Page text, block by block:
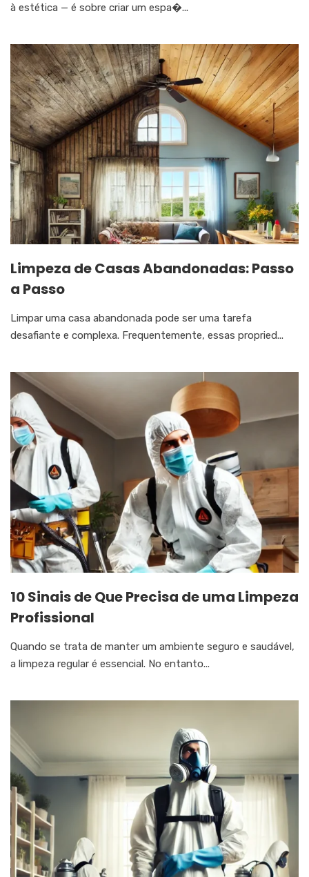
à estética — é sobre criar um espa�...
Limpeza de Casas Abandonadas: Passo
a Passo
Limpar uma casa abandonada pode ser uma tarefa
desafiante e complexa. Frequentemente, essas propried...
10 Sinais de Que Precisa de uma Limpeza
Profissional
Quando se trata de manter um ambiente seguro e saudável,
a limpeza regular é essencial. No entanto...